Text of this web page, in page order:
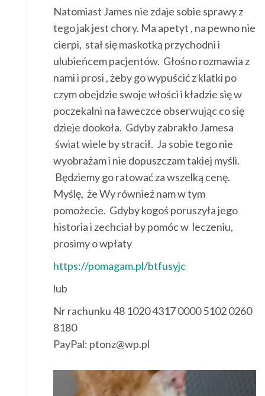
Natomiast James nie zdaje sobie sprawy z
tego jak jest chory. Ma apetyt , na pewno nie
cierpi, stał się maskotką przychodni i
ulubieńcem pacjentów. Głośno rozmawia z
nami i prosi , żeby go wypuścić z klatki po
czym obejdzie swoje włości i kładzie się w
poczekalni na ławeczce obserwując co się
dzieje dookoła. Gdyby zabrakło Jamesa
świat wiele by stracił. Ja sobie tego nie
wyobrażam i nie dopuszczam takiej myśli.
Będziemy go ratować za wszelką cenę.
Myślę, że Wy również nam w tym
pomożecie. Gdyby kogoś poruszyła jego
historia i zechciał by pomóc w leczeniu,
prosimy o wpłaty
https://pomagam.pl/btfusyjc
lub
Nr rachunku 48 1020 4317 0000 5102 0260
8180
PayPal: ptonz@wp.pl